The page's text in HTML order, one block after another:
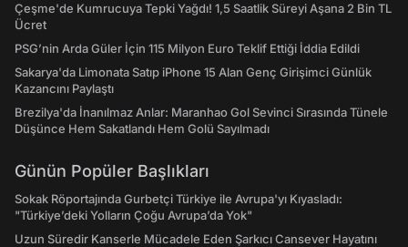
Çeşme'de Kumrucuya Tepki Yağdı! 1,5 Saatlik Süreyi Aşana 2 Bin TL
Ücret
PSG’nin Arda Güler İçin 115 Milyon Euro Teklif Ettiği İddia Edildi
Sakarya'da Limonata Satıp iPhone 15 Alan Genç Girişimci Günlük
Kazancını Paylaştı
Brezilya'da İnanılmaz Anlar: Maranhao Gol Sevinci Sırasında Tünele
Düşünce Hem Sakatlandı Hem Golü Sayılmadı
Günün Popüler Başlıkları
Sokak Röportajında Gurbetçi Türkiye ile Avrupa'yı Kıyasladı:
"Türkiye’deki Yolların Çoğu Avrupa’da Yok"
Uzun Süredir Kanserle Mücadele Eden Şarkıcı Cansever Hayatını